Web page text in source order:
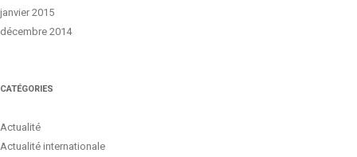
janvier 2015
décembre 2014
CATÉGORIES
Actualité
Actualité internationale